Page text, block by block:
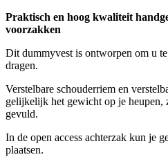
Praktisch en hoog kwaliteit
voorzakken
Dit dummyvest is ontworpen om u
dragen.
Verstelbare schouderriem en
gelijkelijk het gewicht op je heupen,
gevuld.
In de open access achterzak kun je
plaatsen.